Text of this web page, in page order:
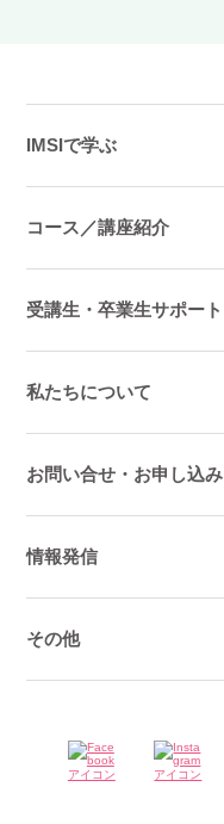
IMSIで学ぶ
コース／講座紹介
受講生・卒業生サポート
私たちについて
お問い合せ・お申し込み
情報発信
その他